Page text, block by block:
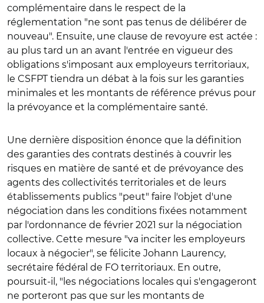
complémentaire dans le respect de la
réglementation "ne sont pas tenus de délibérer de
nouveau". Ensuite, une clause de revoyure est actée :
au plus tard un an avant l'entrée en vigueur des
obligations s'imposant aux employeurs territoriaux,
le CSFPT tiendra un débat à la fois sur les garanties
minimales et les montants de référence prévus pour
la prévoyance et la complémentaire santé.
Une dernière disposition énonce que la définition
des garanties des contrats destinés à couvrir les
risques en matière de santé et de prévoyance des
agents des collectivités territoriales et de leurs
établissements publics "peut" faire l'objet d'une
négociation dans les conditions fixées notamment
par l'ordonnance de février 2021 sur la négociation
collective. Cette mesure "va inciter les employeurs
locaux à négocier", se félicite Johann Laurency,
secrétaire fédéral de FO territoriaux. En outre,
poursuit-il, "les négociations locales qui s'engageront
ne porteront pas que sur les montants de